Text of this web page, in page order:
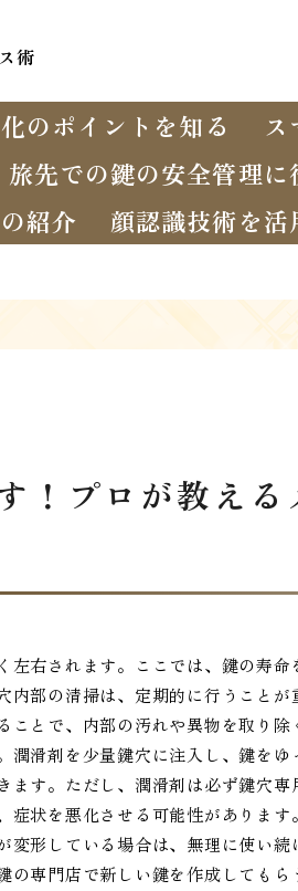
術
のポイントを知る
旅先での鍵の安全管理に
紹介
顔認識技術を
！プロが教える
右されます。ここでは、鍵の寿
部の清掃は、定期的に行うことが
とで、内部の汚れや異物を取り除
滑剤を少量鍵穴に注入し、鍵を
す。ただし、潤滑剤は必ず鍵穴専
症状を悪化させる可能性がありま
形している場合は、無理に使い続
専門店で新しい鍵を作成してもら